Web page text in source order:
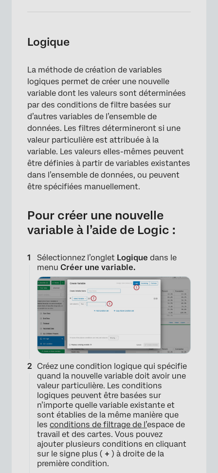
×
Logique
La méthode de création de variables
logiques permet de créer une nouvelle
variable dont les valeurs sont déterminées
par des conditions de filtre basées sur
d’autres variables de l’ensemble de
données. Les filtres détermineront si une
valeur particulière est attribuée à la
variable. Les valeurs elles-mêmes peuvent
être définies à partir de variables existantes
dans l’ensemble de données, ou peuvent
être spécifiées manuellement.
Pour créer une nouvelle
variable à l’aide de Logic :
Sélectionnez l’onglet Logique dans le
menu Créer une variable.
Créez une condition logique qui spécifie
quand la nouvelle variable doit avoir une
valeur particulière. Les conditions
logiques peuvent être basées sur
n’importe quelle variable existante et
sont établies de la même manière que
les conditions de filtrage de l’espace de
travail et des cartes. Vous pouvez
ajouter plusieurs conditions en cliquant
sur le signe plus ( + ) à droite de la
première condition.